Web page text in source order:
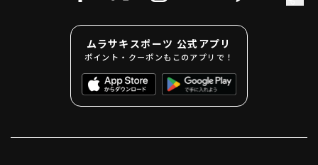
ムラサキスポーツ 公式アプリ
ポイント・クーポンもこのアプリで！